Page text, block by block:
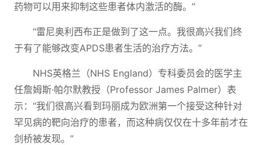
药物可以用来抑制这些患者体内激活的酶。”
“雷尼奥利西布正是做到了这一点。我很高兴我们终
于有了能够改变APDS患者生活的治疗方法。”
NHS英格兰（NHS England）专科委员会的医学主
任詹姆斯·帕尔默教授（Professor James Palmer）表
示：“我们很高兴看到玛丽成为欧洲第一个接受这种针对
罕见病的靶向治疗的患者，而这种病仅仅在十多年前才在
剑桥被发现。”